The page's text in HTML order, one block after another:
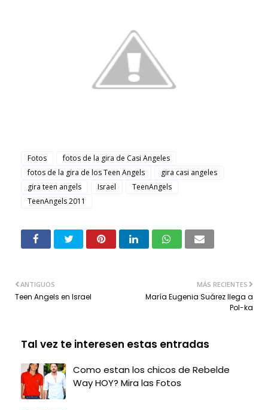
Fotos
fotos de la gira de Casi Angeles
fotos de la gira de los Teen Angels
gira casi angeles
gira teen angels
Israel
TeenAngels
TeenAngels 2011
MÁS RECIENTES
María Eugenia Suárez llega a
Pol-ka
ANTIGUOS
Teen Angels en Israel
Tal vez te interesen estas entradas
Como estan los chicos de Rebelde
Way HOY? Mira las Fotos